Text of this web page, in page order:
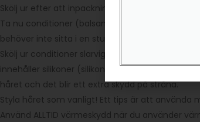
Skölj ur efter att inpackningen suttit klart.
Ta nu conditioner (balsam) från botten till
behöver inte sitta i en stund som inpackningen.
Skölj ur conditioner slarvigt. Det ska kännas
innehåller silikoner (silikoner fastnar kvar i
håret och det blir ett extra skydd på stråna.
Styla håret som vanligt! Ett tips är att använda
Använd ALLTID värmeskydd när du använder